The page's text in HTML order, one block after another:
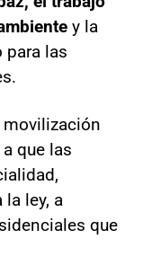
y la
para las
movilización
que las
ley, a
que